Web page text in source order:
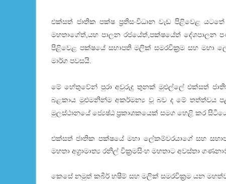
එක්සත් ජාතික පක්ෂ ප්‍රතිසංවිධාන වැඩ පිළිවෙළ
මහතාගේත්,යහ පාලන රජයේත්,පක්ෂයේත් දේශපාලන
පිළිවෙළ පක්ෂයේ සභාපති මලික් සමරවික්‍රම සහ
මාර්ග පවසයි.
මේ හේතුවේන් පුරා අවුරුදු තුනක් මුළුල්ලේ එක්සත්
බළකාය මුළුමනින්ම අකර්මන්‍ය වූ බව ද මේ තත්ත්වය
මුලස්ථානයේ ජ්‍යෙෂ්ඨ ප්‍රකාශකයෙක් සමග හෙළි කර
එක්සත් ජාතික පක්ෂයේ මහා ලේකම්වරයාගේ සහ
මහතා අග්‍රාමාත්‍ය රනිල් වික්‍රමසිංහ මහතාට අවස්තා
කෙසේ නමුත් කබීර් හෂීම් සහ මලික් සමරවික්‍රම යන